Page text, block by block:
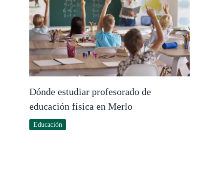
Dónde estudiar profesorado de
educación física en Merlo
Educación